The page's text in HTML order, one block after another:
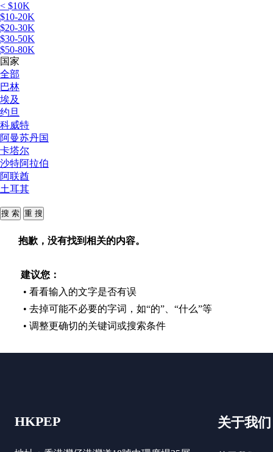
< $10K
$10-20K
$20-30K
$30-50K
$50-80K
国家
全部
巴林
埃及
约旦
科威特
阿曼苏丹国
卡塔尔
沙特阿拉伯
阿联酋
土耳其
抱歉，没有找到相关的内容。
建议您：
• 看看输入的文字是否有误
• 去掉可能不必要的字词，如“的”、“什么”等
• 调整更确切的关键词或搜索条件
HKPEP 关于我们